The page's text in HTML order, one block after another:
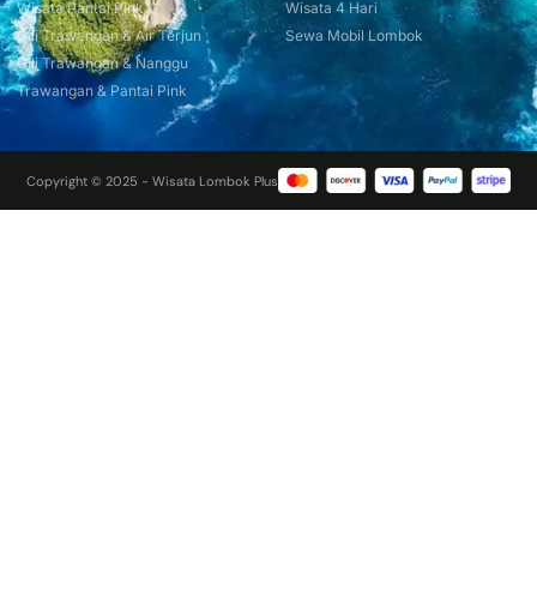
Wisata Pantai Pink
Gili Trawangan & Air Terjun
Gili Trawangan & Nanggu
Trawangan & Pantai Pink
Wisata 4 Hari
Sewa Mobil Lombok
Copyright © 2025 - Wisata Lombok Plus